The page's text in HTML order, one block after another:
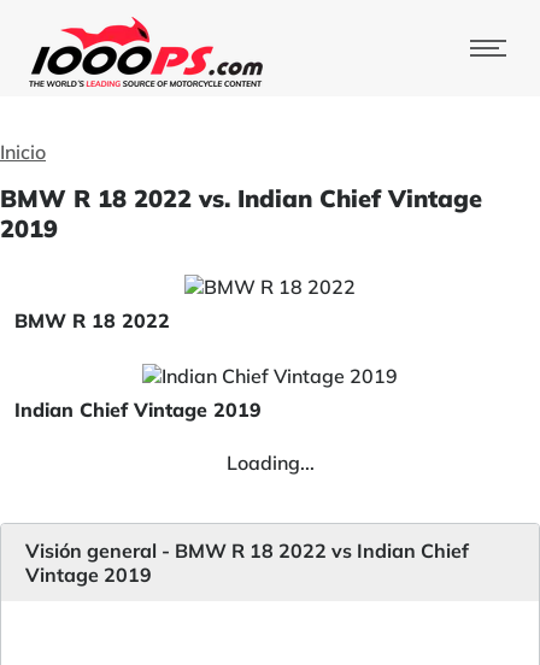
Inicio
BMW R 18 2022 vs. Indian Chief Vintage
2019
BMW R 18 2022
Indian Chief Vintage 2019
Loading...
Visión general - BMW R 18 2022 vs Indian Chief
Vintage 2019